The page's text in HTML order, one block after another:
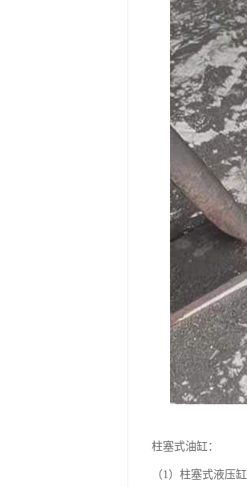
柱塞式油缸：
（1）柱塞式液压